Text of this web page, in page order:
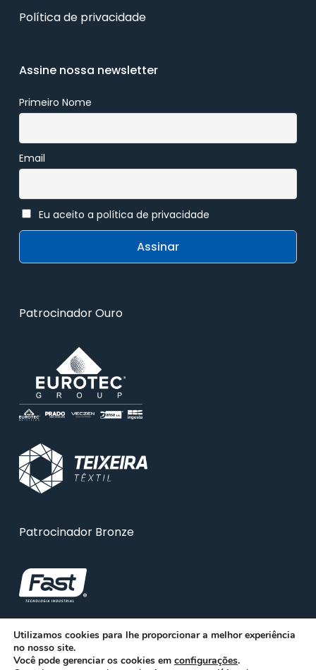
Política de privacidade
Assine nossa newsletter
Primeiro Nome
Email
Eu aceito a política de privacidade
Patrocinador Ouro
Patrocinador Bronze
Utilizamos cookies para lhe proporcionar a melhor experiência
no nosso site.
Você pode gerenciar os cookies em configurações.